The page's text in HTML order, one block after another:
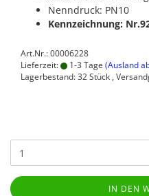
Nenndruck: PN10
Kennzeichnung:
Art.Nr.: 00006228
Lieferzeit:
1-3 Tage (Ausland
Lagerbestand: 32 Stück ,
IN DEN